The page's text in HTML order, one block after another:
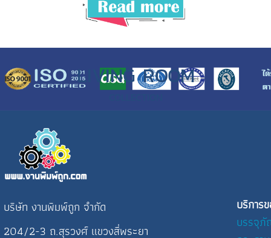
LIVING ROOM
บริษัท งานพิมพ์ถูก จำกัด
204/2-3 ถ.สุรวงศ์ แขวงสี่พระยา
บริการ
บรรจุภั